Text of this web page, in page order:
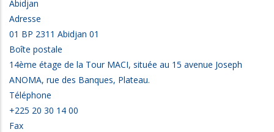
Abidjan
Adresse
01 BP 2311 Abidjan 01
Boîte postale
14ème étage de la Tour MACI, située au 15 avenue Joseph
ANOMA, rue des Banques, Plateau.
Téléphone
+225 20 30 14 00
Fax